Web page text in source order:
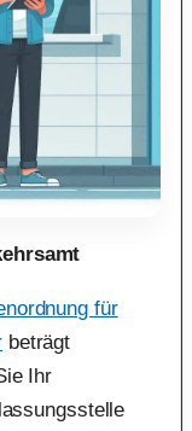
für
beträgt
Ihr